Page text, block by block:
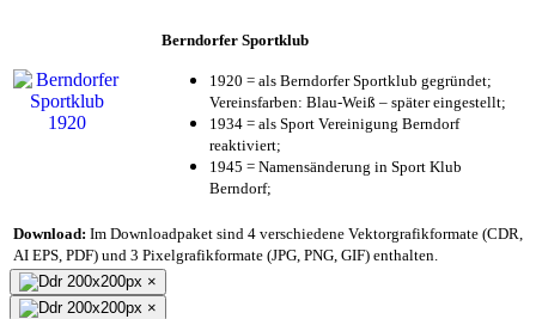
Berndorfer Sportklub
1920 = als Berndorfer Sportklub gegründet;
Vereinsfarben: Blau-Weiß – später eingestellt;
1934 = als Sport Vereinigung Berndorf
reaktiviert;
1945 = Namensänderung in Sport Klub
Berndorf;
Download: Im Downloadpaket sind 4 verschiedene Vektorgrafikformate (CDR,
AI EPS, PDF) und 3 Pixelgrafikformate (JPG, PNG, GIF) enthalten.
×
×